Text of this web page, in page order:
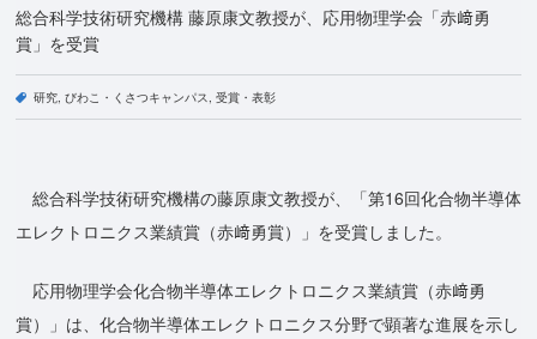
総合科学技術研究機構 藤原康文教授が、応用物理学会「赤﨑勇
賞」を受賞
研究 びわこ・くさつキャンパス 受賞・表彰
総合科学技術研究機構の藤原康文教授が、「第16回化合物半導体
エレクトロニクス業績賞（赤﨑勇賞）」を受賞しました。
応用物理学会化合物半導体エレクトロニクス業績賞（赤﨑勇
賞）」は、化合物半導体エレクトロニクス分野で顕著な進展を示し